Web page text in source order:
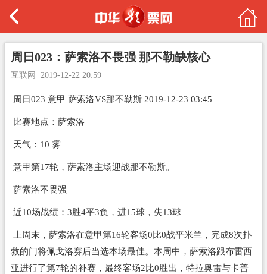
周日023：萨索洛不畏强 那不勒缺核心
互联网 2019-12-22 20:59
周日023 意甲 萨索洛VS那不勒斯 2019-12-23 03:45
比赛地点：萨索洛
天气：10 雾
意甲第17轮，萨索洛主场迎战那不勒斯。
萨索洛不畏强
近10场战绩：3胜4平3负，进15球，失13球
上周末，萨索洛在意甲第16轮客场0比0战平米兰，完成8次扑
救的门将佩戈洛赛后当选本场最佳。本周中，萨索洛跟布雷西
亚进行了第7轮的补赛，最终客场2比0胜出，特拉奥雷与卡普